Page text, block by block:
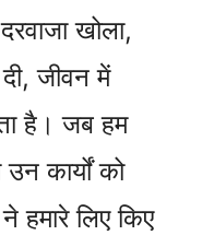
खोला,
जीवन में
है। जब हम
कार्यों को
हमारे लिए किए